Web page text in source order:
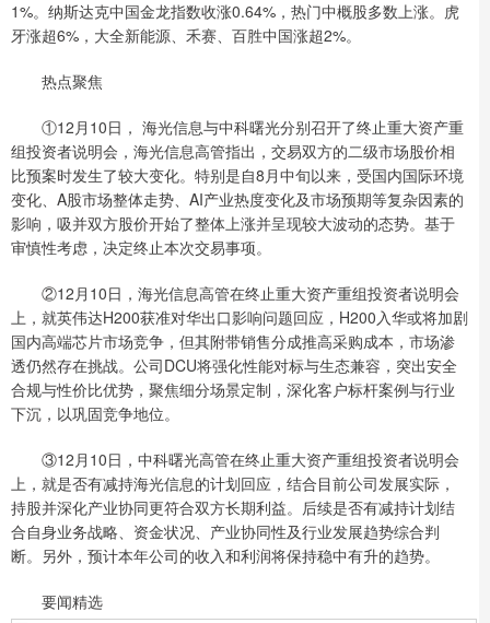
1%。纳斯达克中国金龙指数收涨0.64%，热门中概股多数上涨。虎
牙涨超6%，大全新能源、禾赛、百胜中国涨超2%。
热点聚焦
①12月10日， 海光信息与中科曙光分别召开了终止重大资产重
组投资者说明会，海光信息高管指出，交易双方的二级市场股价相
比预案时发生了较大变化。特别是自8月中旬以来，受国内国际环境
变化、A股市场整体走势、AI产业热度变化及市场预期等复杂因素的
影响，吸并双方股价开始了整体上涨并呈现较大波动的态势。基于
审慎性考虑，决定终止本次交易事项。
②12月10日，海光信息高管在终止重大资产重组投资者说明会
上，就英伟达H200获准对华出口影响问题回应，H200入华或将加剧
国内高端芯片市场竞争，但其附带销售分成推高采购成本，市场渗
透仍然存在挑战。公司DCU将强化性能对标与生态兼容，突出安全
合规与性价比优势，聚焦细分场景定制，深化客户标杆案例与行业
下沉，以巩固竞争地位。
③12月10日，中科曙光高管在终止重大资产重组投资者说明会
上，就是否有减持海光信息的计划回应，结合目前公司发展实际，
持股并深化产业协同更符合双方长期利益。后续是否有减持计划结
合自身业务战略、资金状况、产业协同性及行业发展趋势综合判
断。另外，预计本年公司的收入和利润将保持稳中有升的趋势。
要闻精选